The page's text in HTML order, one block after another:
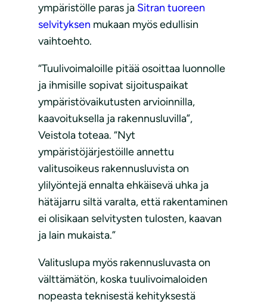
ympäristölle paras ja Sitran tuoreen
selvityksen mukaan myös edullisin
vaihtoehto.
“Tuulivoimaloille pitää osoittaa luonnolle
ja ihmisille sopivat sijoituspaikat
ympäristövaikutusten arvioinnilla,
kaavoituksella ja rakennusluvilla”,
Veistola toteaa. “Nyt
ympäristöjärjestöille annettu
valitusoikeus rakennusluvista on
ylilyöntejä ennalta ehkäisevä uhka ja
hätäjarru siltä varalta, että rakentaminen
ei olisikaan selvitysten tulosten, kaavan
ja lain mukaista.”
Valituslupa myös rakennusluvasta on
välttämätön, koska tuulivoimaloiden
nopeasta teknisestä kehityksestä